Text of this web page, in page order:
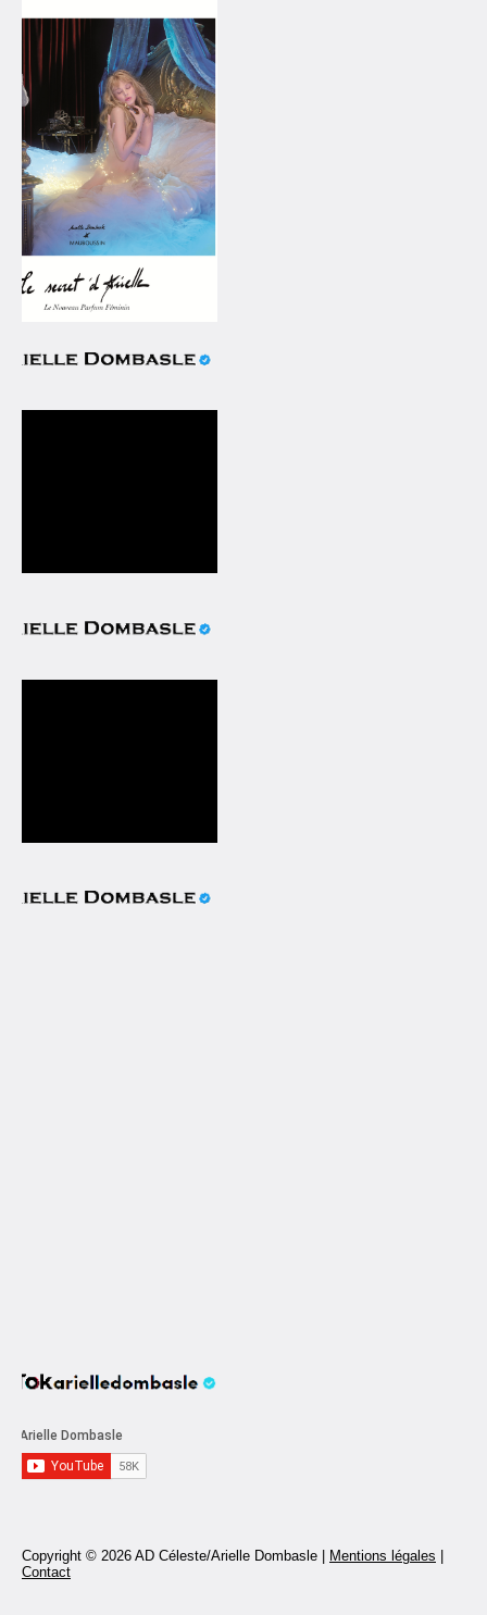
Copyright © 2026 AD Céleste/Arielle Dombasle | Mentions légales
Contact